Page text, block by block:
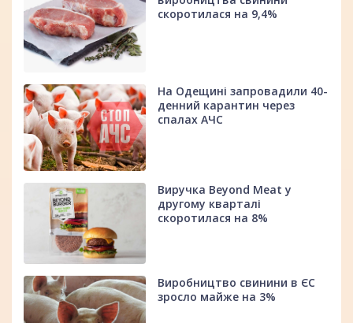
скоротилася на 9,4%
На Одещині запровадили 40-
денний карантин через
спалах АЧС
Виручка Beyond Meat у
другому кварталі
скоротилася на 8%
Виробництво свинини в ЄС
зросло майже на 3%